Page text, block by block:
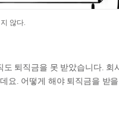
않다.
도 퇴직금을 못 받았습니다. 회
요. 어떻게 해야 퇴직금을 받을